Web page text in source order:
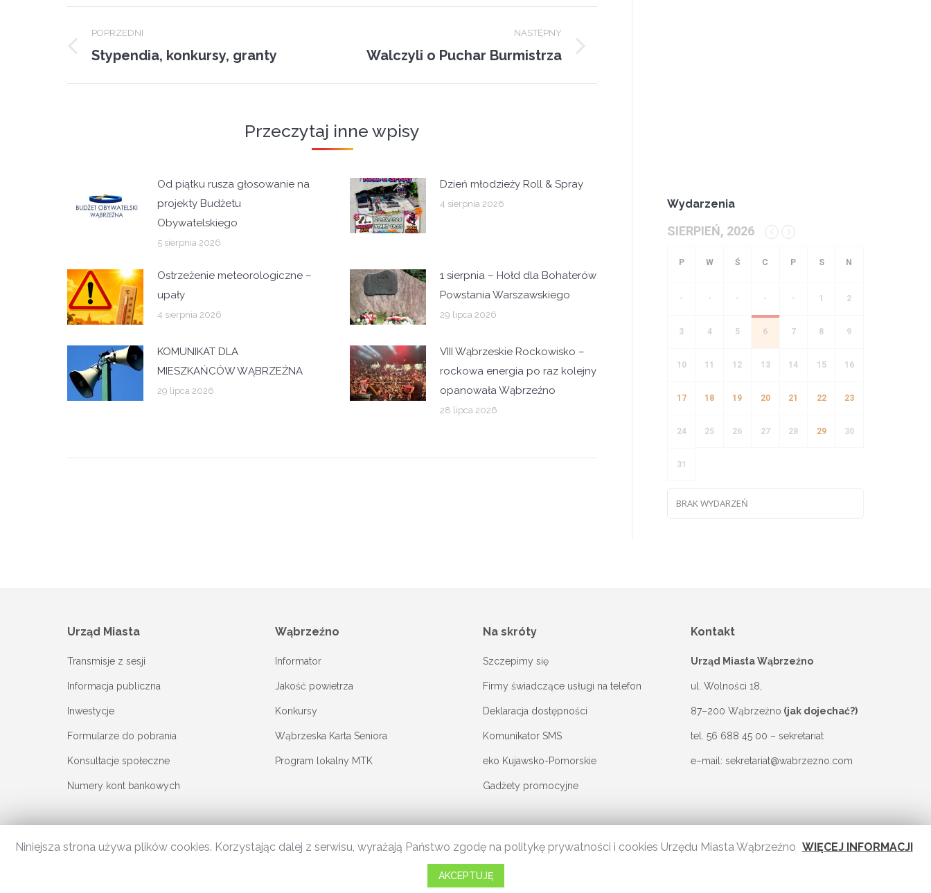
navigation
POPRZEDNI
Previous
Stypendia, konkursy, granty
NASTĘPNY
NextWalczyli o Puchar Burmistrza
Przeczytaj inne wpisy
Od piątku rusza głosowanie na
projekty Budżetu
Obywatelskiego
5 sierpnia 2026
Dzień młodzieży Roll & Spray
4 sierpnia 2026
Ostrzeżenie meteorologiczne –
upały
4 sierpnia 2026
1 sierpnia – Hołd dla Bohaterów
Powstania Warszawskiego
29 lipca 2026
KOMUNIKAT DLA
MIESZKAŃCÓW WĄBRZEŹNA
29 lipca 2026
VIII Wąbrzeskie Rockowisko –
rockowa energia po raz kolejny
opanowała Wąbrzeźno
28 lipca 2026
Wydarzenia
SIERPIEŃ, 2026
- - - - - 1 2
3 4 5 6 7 8 9
10 11 12 13 14 15 16
17 18 19 20 21 22 23
24 25 26 27 28 29 30
31
BRAK WYDARZEŃ
Urząd Miasta
Transmisje z sesji
Informacja publiczna
Inwestycje
Formularze do pobrania
Konsultacje społeczne
Numery kont bankowych
Wąbrzeźno
Informator
Jakość powietrza
Konkursy
Wąbrzeska Karta Seniora
Program lokalny MTK
Na skróty
Szczepimy się
Firmy świadczące usługi na telefon
Deklaracja dostępności
Komunikator SMS
eko Kujawsko-Pomorskie
Gadżety promocyjne
Kontakt
Urząd Miasta Wąbrzeźno
ul. Wolności 18,
87–200 Wąbrzeźno (jak dojechać?)
tel. 56 688 45 00 – sekretariat
e–mail: sekretariat@wabrzezno.com
Niniejsza strona używa plików cookies. Korzystając dalej z serwisu, wyrażają Państwo zgodę na politykę prywatności i cookies Urzędu Miasta Wąbrzeźno WIĘCEJ INFORMACJI
AKCEPTUJĘ